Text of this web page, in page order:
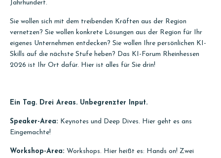
Jahrhundert.
Sie wollen sich mit dem treibenden Kräften aus der Region
vernetzen? Sie wollen konkrete Lösungen aus der Region für Ihr
eigenes Unternehmen entdecken? Sie wollen Ihre persönlichen KI-
Skills auf die nächste Stufe heben? Das KI-Forum Rheinhessen
2026 ist Ihr Ort dafür. Hier ist alles für Sie drin!
Ein Tag. Drei Areas. Unbegrenzter Input.
Speaker-Area: Keynotes und Deep Dives. Hier geht es ans
Eingemachte!
Workshop-Area: Workshops. Hier heißt es: Hands on! Zwei